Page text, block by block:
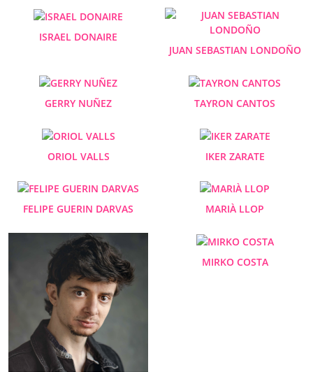
ISRAEL DONAIRE
JUAN SEBASTIAN LONDOÑO
GERRY NUÑEZ TAYRON CANTOS
ORIOL VALLS IKER ZARATE
FELIPE GUERIN DARVAS MARIÀ LLOP
MIRKO COSTA